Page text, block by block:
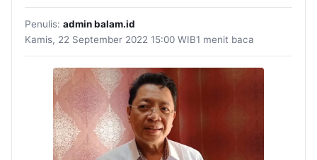
Penulis: admin balam.id
Kamis, 22 September 2022 15:00 WIB1 menit baca